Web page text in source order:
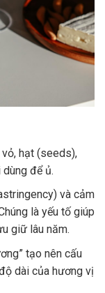
hạt (seeds),
để ủ.
và cảm
là yếu tố giúp
giữ lâu năm.
tạo nên cấu
dài của hương vị